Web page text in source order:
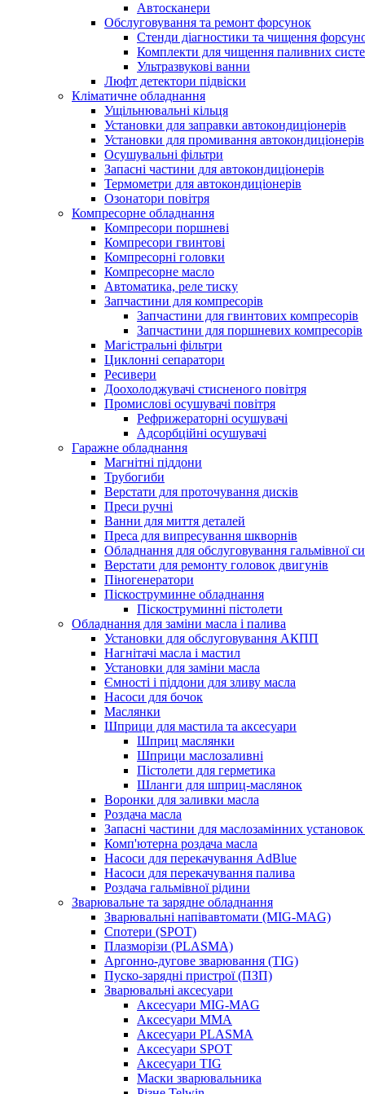
Автосканери
Обслуговування та ремонт форсунок
Стенди діагностики та чищення
Комплекти для чищення паливних
Ультразвукові ванни
Люфт детектори підвіски
Кліматичне обладнання
Ущільнювальні кільця
Установки для заправки автокондиціонерів
Установки для промивання автокондиціонерів
Осушувальні фільтри
Запасні частини для автокондиціонерів
Термометри для автокондиціонерів
Озонатори повітря
Компресорне обладнання
Компресори поршневі
Компресори гвинтові
Компресорні головки
Компресорне масло
Автоматика, реле тиску
Запчастини для компресорів
Запчастини для гвинтових компресорів
Запчастини для поршневих компресорів
Магістральні фільтри
Циклонні сепаратори
Ресивери
Доохолоджувачі стисненого повітря
Промислові осушувачі повітря
Рефрижераторні осушувачі
Адсорбційні осушувачі
Гаражне обладнання
Магнітні піддони
Трубогиби
Верстати для проточування дисків
Преси ручні
Ванни для миття деталей
Преса для випресування шкворнів
Обладнання для обслуговування гальмівної
Верстати для ремонту головок двигунів
Піногенератори
Піскоструминне обладнання
Піскоструминні пістолети
Обладнання для заміни масла і палива
Установки для обслуговування АКПП
Нагнітачі масла і мастил
Установки для заміни масла
Ємності і піддони для зливу масла
Насоси для бочок
Маслянки
Шприци для мастила та аксесуари
Шприц маслянки
Шприци маслозаливні
Пістолети для герметика
Шланги для шприц-маслянок
Воронки для заливки масла
Роздача масла
Запасні частини для маслозамінних установок
Комп'ютерна роздача масла
Насоси для перекачування AdBlue
Насоси для перекачування палива
Роздача гальмівної рідини
Зварювальне та зарядне обладнання
Зварювальні напівавтомати (MIG-MAG)
Спотери (SPOT)
Плазморізи (PLASMA)
Аргонно-дугове зварювання (TIG)
Пуско-зарядні пристрої (ПЗП)
Зварювальні аксесуари
Аксесуари MIG-MAG
Аксесуари MMA
Аксесуари PLASMA
Аксесуари SPOT
Аксесуари TIG
Маски зварювальника